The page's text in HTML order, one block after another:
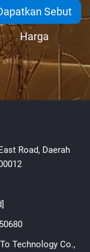
Sebut
Harga
Road, Daerah
Technology Co.,